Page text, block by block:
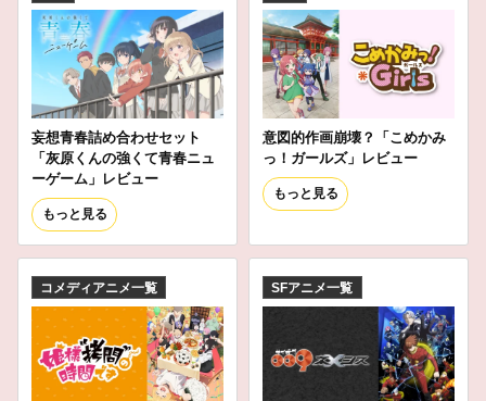
妄想青春詰め合わせセット
「灰原くんの強くて青春ニュ
ーゲーム」レビュー
もっと見る
意図的作画崩壊？「こめかみ
っ！ガールズ」レビュー
もっと見る
コメディアニメ一覧 SFアニメ一覧